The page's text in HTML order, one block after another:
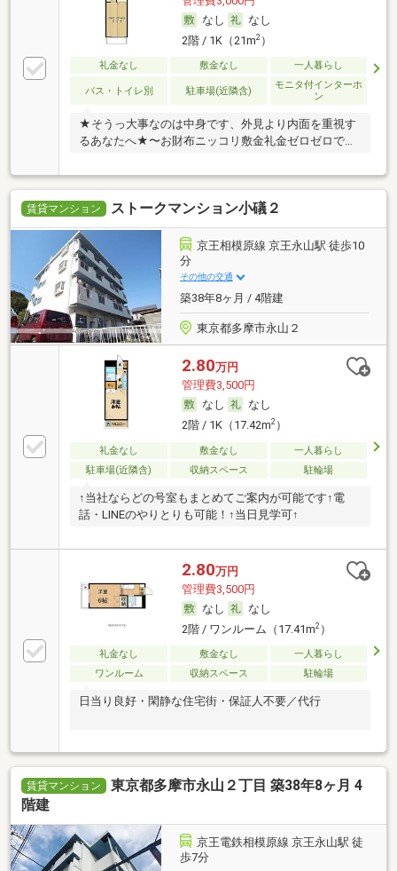
なし
なし
2階 / 1K（21m2）
礼金なし 敷金なし 一人暮らし
バス・トイレ別 駐車場(近隣含)
モニタ付インターホ
ン
★そうっ大事なのは中身です、外見より内面を重視す
るあなたへ★〜お財布ニッコリ敷金礼金ゼロゼロです
賃貸マンション ストークマンション小礒２
京王相模原線 京王永山駅 徒歩10
分
その他の交通
築38年8ヶ月 / 4階建
東京都多摩市永山２
2.80万円
管理費3,500円
なし
なし
2階 / 1K（17.42m2）
礼金なし 敷金なし
一人暮らし
駐車場(近隣含)
収納スペース 駐輪場
↑当社ならどの号室もまとめてご案内が可能です↑電
話・LINEのやりとりも可能！↑当日見学可↑
2.80万円
管理費3,500円
なし
なし
2階 / ワンルーム（17.41m2）
礼金なし 敷金なし
一人暮らし
ワンルーム
収納スペース 駐輪場
日当り良好・閑静な住宅街・保証人不要／代行
賃貸マンション
東京都多摩市永山２丁目 築38年8ヶ月 4
階建
京王電鉄相模原線 京王永山駅 徒
歩7分